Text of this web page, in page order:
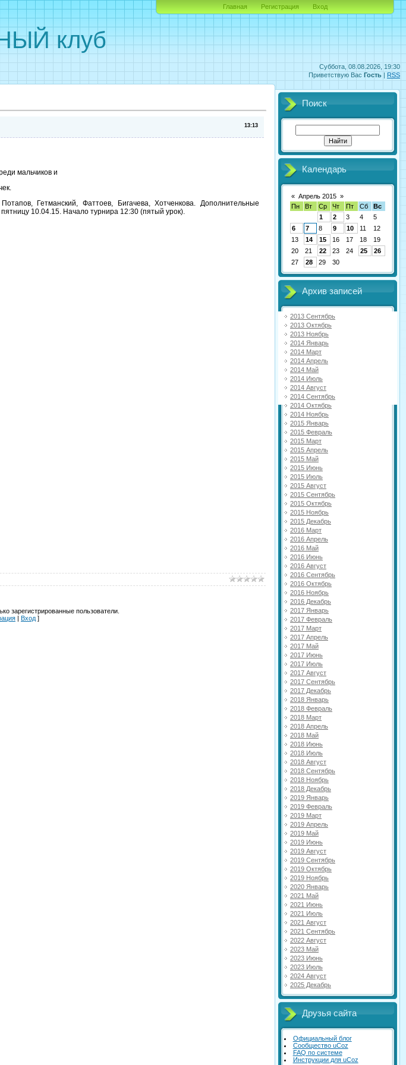
Суббота, 08.08.2026, 19:30
Приветствую Вас Гость | RSS
клуб
Главная Регистрация Вход
13:13
мальчиков и
Гетманский, Фаттоев, Бигачева, Хотченкова. Дополнительные
10.04.15. Начало турнира 12:30 (пятый урок).
зарегистрированные пользователи.
| Вход ]
Поиск
Календарь
« Апрель 2015 »
Пн
Вт Ср Чт Пт Сб
Вс
1
2 3 4
5
6
7 8 9 10 11
12
13
14 15 16 17 18
19
20
21 22 23 24 25
26
27
28 29 30
Архив записей
2013 Сентябрь
2013 Октябрь
2013 Ноябрь
2014 Январь
2014 Март
2014 Апрель
2014 Май
2014 Июль
2014 Август
2014 Сентябрь
2014 Октябрь
2014 Ноябрь
2015 Январь
2015 Февраль
2015 Март
2015 Апрель
2015 Май
2015 Июнь
2015 Июль
2015 Август
2015 Сентябрь
2015 Октябрь
2015 Ноябрь
2015 Декабрь
2016 Март
2016 Апрель
2016 Май
2016 Июнь
2016 Август
2016 Сентябрь
2016 Октябрь
2016 Ноябрь
2016 Декабрь
2017 Январь
2017 Февраль
2017 Март
2017 Апрель
2017 Май
2017 Июнь
2017 Июль
2017 Август
2017 Сентябрь
2017 Декабрь
2018 Январь
2018 Февраль
2018 Март
2018 Апрель
2018 Май
2018 Июнь
2018 Июль
2018 Август
2018 Сентябрь
2018 Ноябрь
2018 Декабрь
2019 Январь
2019 Февраль
2019 Март
2019 Апрель
2019 Май
2019 Июнь
2019 Август
2019 Сентябрь
2019 Октябрь
2019 Ноябрь
2020 Январь
2021 Май
2021 Июнь
2021 Июль
2021 Август
2021 Сентябрь
2022 Август
2023 Май
2023 Июнь
2023 Июль
2024 Август
2025 Декабрь
Друзья сайта
Официальный блог
Сообщество uCoz
FAQ по системе
Инструкции для uCoz